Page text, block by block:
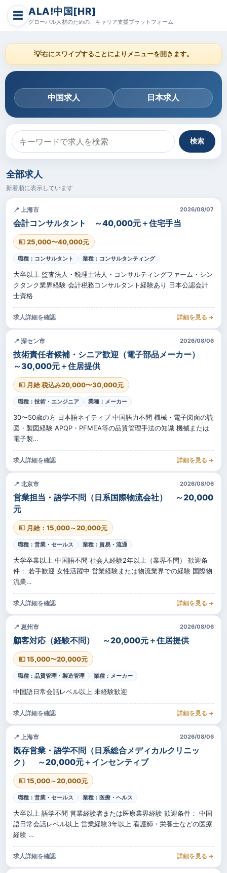
☰ ALA!中国[HR]
グローバル人材のための、キャリア支援プラットフォーム
💡右にスワイプすることによりメニューを開きます。
中国求人 日本求人
検索
全部求人
新着順に表示しています
📍 上海市 2026/08/07
会計コンサルタント ～40,000元＋住宅手当
💴 25,000〜40,000元
職種：コンサルタント 業種：コンサルタンティング
大卒以上 監査法人・税理士法人・コンサルティングファーム・シン
クタンク業界経験 会計税務コンサルタント経験あり 日本公認会計
士資格
求人詳細を確認 詳細を見る →
📍 深セン市 2026/08/06
技術責任者候補・シニア歓迎（電子部品メーカー）
～30,000元＋住居提供
💴 月給 税込み20,000〜30,000元
職種：技術・エンジニア 業種：メーカー
30〜50歳の方 日本語ネイティブ 中国語力不問 機械・電子図面の読
図・製図経験 APQP・PFMEA等の品質管理手法の知識 機械または
電子製…
求人詳細を確認 詳細を見る →
📍 北京市 2026/08/06
営業担当・語学不問（日系国際物流会社） ～20,000
元
💴 月給：15,000～20,000元
職種：営業・セールス 業種：貿易・流通
大学卒業以上 中国語不問 社会人経験2年以上（業界不問） 歓迎条
件： 若手歓迎 女性活躍中 営業経験または物流業界での経験 国際物
流業…
求人詳細を確認 詳細を見る →
📍 恵州市 2026/08/06
顧客対応（経験不問） ～20,000元＋住居提供
💴 15,000〜20,000元
職種：品質管理・製造管理 業種：メーカー
中国語日常会話レベル以上 未経験歓迎
求人詳細を確認 詳細を見る →
📍 上海市 2026/08/06
既存営業・語学不問（日系総合メディカルクリニッ
ク） ～20,000元＋インセンティブ
💴 15,000～20,000元
職種：営業・セールス 業種：医療・ヘルス
大卒以上 語学不問 営業経験者または医療業界経験 歓迎条件： 中国
語日常会話レベル以上 営業経験3年以上 看護師・栄養士などの医療
経験 …
求人詳細を確認 詳細を見る →